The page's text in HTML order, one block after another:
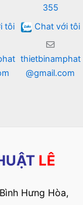
tôi
355
Chat với tôi
thietbinamphat
@gmail.com
LÊ
Hưng Hòa,